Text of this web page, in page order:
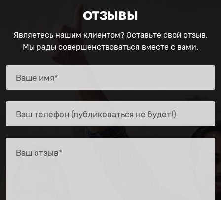
ОТЗЫВЫ
Являетесь нашим клиентом? Оставьте свой отзыв.
Мы рады совершенствоваться вместе с вами.